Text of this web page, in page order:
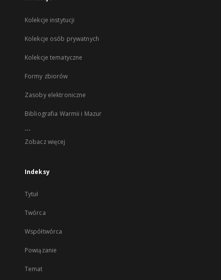
Kolekcje instytucji
Kolekcje osób prywatnych
Kolekcje tematyczne
Formy zbiorów
Zasoby elektroniczne
Bibliografia Warmii i Mazur
...
Zobacz więcej
Indeksy
Tytuł
Twórca
Współtwórca
Powiązanie
Temat